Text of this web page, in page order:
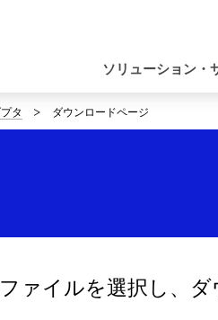
ゲ
ー
ソリューション・
タ ダウンロードページ
ァイルを選択し、ダ